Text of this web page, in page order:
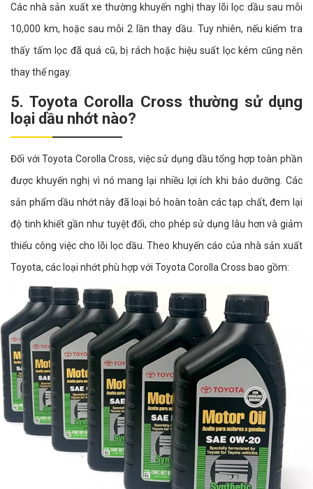
Các nhà sản xuất xe thường khuyến nghị thay lõi lọc dầu sau mỗi
10,000 km, hoặc sau mỗi 2 lần thay dầu. Tuy nhiên, nếu kiểm tra
thấy tấm lọc đã quá cũ, bị rách hoặc hiệu suất lọc kém cũng nên
thay thế ngay.
5. Toyota Corolla Cross thường sử dụng
loại dầu nhớt nào?
Đối với Toyota Corolla Cross, việc sử dụng dầu tổng hợp toàn phần
được khuyến nghị vì nó mang lại nhiều lợi ích khi bảo dưỡng. Các
sản phẩm dầu nhớt này đã loại bỏ hoàn toàn các tạp chất, đem lại
độ tinh khiết gần như tuyệt đối, cho phép sử dụng lâu hơn và giảm
thiểu công việc cho lõi lọc dầu. Theo khuyến cáo của nhà sản xuất
Toyota, các loại nhớt phù hợp với Toyota Corolla Cross bao gồm: